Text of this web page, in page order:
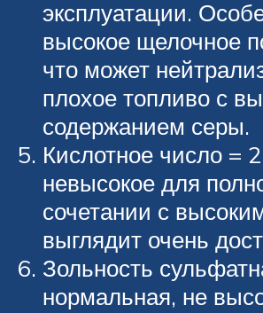
эксплуатации.
высокое щелочное
что может
плохое топливо с
содержанием серы.
Кислотное число =
невысокое для
сочетании с
выглядит очень
Зольность
нормальная, не